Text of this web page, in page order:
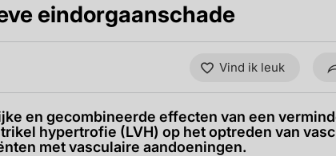
eindorgaanschade
Vind ik leuk
en gecombineerde effecten van een
hypertrofie (LVH) op het optreden van
met vasculaire aandoeningen.